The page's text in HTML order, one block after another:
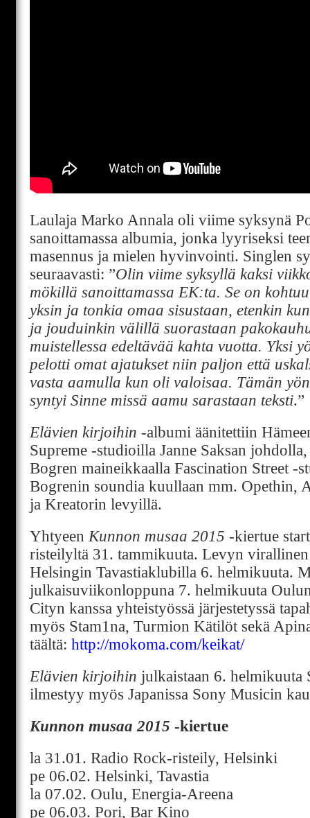
Laulaja Marko Annala oli viime syksynä
sanoittamassa albumia, jonka lyyriseksi
masennus ja mielen hyvinvointi. Singlen
seuraavasti: ”Olin viime syksyllä kaksi
mökillä sanoittamassa EK:ta. Se on
yksin ja tonkia omaa sisustaan, etenkin
ja jouduinkin välillä suorastaan
muistellessa edeltävää kahta vuotta. Yksi
pelotti omat ajatukset niin paljon että
vasta aamulla kun oli valoisaa. Tämän
syntyi Sinne missä aamu sarastaan teksti.”
Elävien kirjoihin -albumi äänitettiin
Supreme -studioilla Janne Saksan
Bogren maineikkaalla Fascination Street -
Bogrenin soundia kuullaan mm. Opethin,
ja Kreatorin levyillä.
YhtyeenKunnon musaa 2015 -kiertue
risteilyltä 31. tammikuuta. Levyn
Helsingin Tavastiaklubilla 6. helmikuuta.
julkaisuviikonloppuna 7. helmikuuta
Cityn kanssa yhteistyössä järjestetyssä
myös Stam1na, Turmion Kätilöt sekä
täältä: http://mokoma.com/keikat/
Elävien kirjoihin julkaistaan 6. helmikuuta
ilmestyy myös Japanissa Sony Musicin
Kunnon musaa 2015 -kiertue
la 31.01. Radio Rock-risteily, Helsinki
pe 06.02. Helsinki, Tavastia
la 07.02. Oulu, Energia-Areena
pe 06.03. Pori, Bar Kino